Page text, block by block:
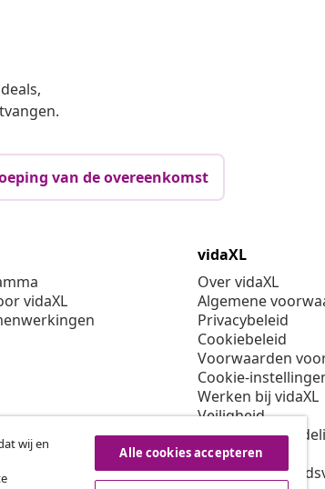
van de overeenkomst
vidaXL
vidaXL
Over vidaXL
Algemene
Privacybeleid
Cookiebeleid
Voorwaarden
Cookie-
Werken bij vidaXL
Veiligheid
EU
Beleid voor EPR
wij en
Alle cookies accepteren